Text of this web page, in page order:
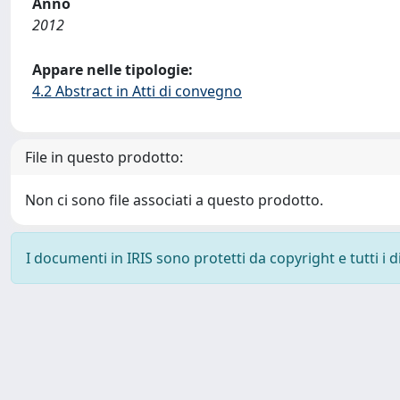
2012
Appare nelle tipologie:
4.2 Abstract in Atti di convegno
File in questo prodotto:
Non ci sono file associati a questo prodotto.
I documenti in IRIS sono protetti da copyright e tutti i